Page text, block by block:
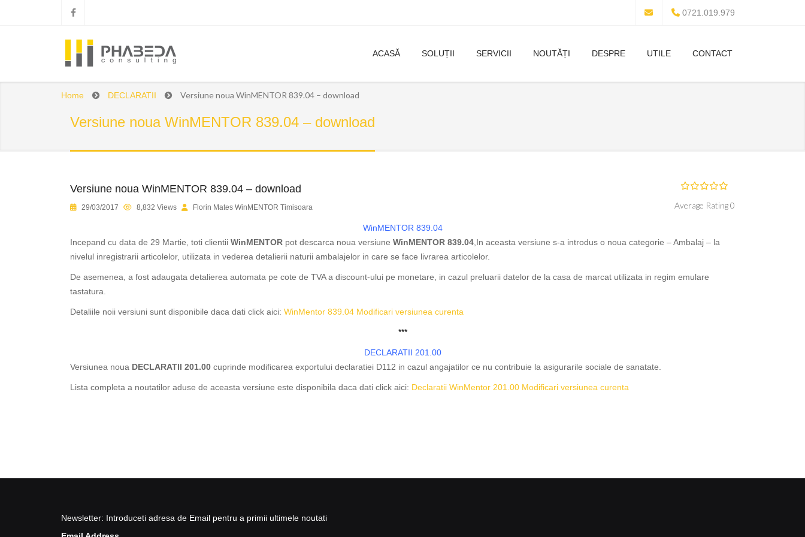
0721.019.979
ACASĂ SOLUȚII SERVICII NOUTĂȚI DESPRE UTILE CONTACT
Versiune noua WinMENTOR 839.04 – download
Home DECLARATII Versiune noua WinMENTOR 839.04 – download
Versiune noua WinMENTOR 839.04 – download
1 2 3 4 5
Average Rating 0
29/03/2017 8,832 Views Florin Mates WinMENTOR Timisoara
WinMENTOR 839.04
Incepand cu data de 29 Martie, toti clientii WinMENTOR pot descarca noua versiune WinMENTOR 839.04 ,In aceasta versiune s-a introdus o noua categorie – Ambalaj – la
nivelul inregistrarii articolelor, utilizata in vederea detalierii naturii ambalajelor in care se face livrarea articolelor.
De asemenea, a fost adaugata detalierea automata pe cote de TVA a discount-ului pe monetare, in cazul preluarii datelor de la casa de marcat utilizata in regim emulare
tastatura.
Detaliile noii versiuni sunt disponibile daca dati click aici: WinMentor 839.04 Modificari versiunea curenta
***
DECLARATII 201.00
Versiunea noua DECLARATII 201.00 cuprinde modificarea exportului declaratiei D112 in cazul angajatilor ce nu contribuie la asigurarile sociale de sanatate.
Lista completa a noutatilor aduse de aceasta versiune este disponibila daca dati click aici: Declaratii WinMentor 201.00 Modificari versiunea curenta
Newsletter: Introduceti adresa de Email pentru a primii ultimele noutati